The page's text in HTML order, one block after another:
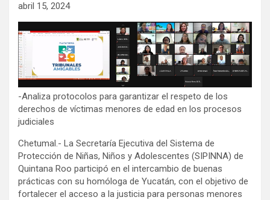
abril 15, 2024
-Analiza protocolos para garantizar el respeto de los
derechos de víctimas menores de edad en los procesos
judiciales
Chetumal.- La Secretaría Ejecutiva del Sistema de
Protección de Niñas, Niños y Adolescentes (SIPINNA) de
Quintana Roo participó en el intercambio de buenas
prácticas con su homóloga de Yucatán, con el objetivo de
fortalecer el acceso a la justicia para personas menores